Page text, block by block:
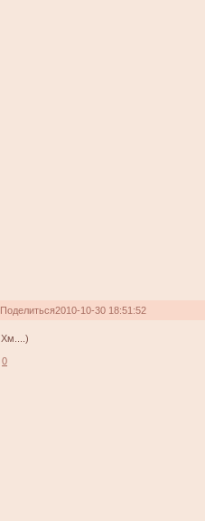
Поделиться2010-10-30 18:51:52
Хм....)
0